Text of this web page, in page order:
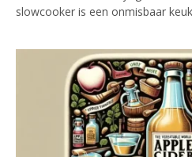
slowcooker is een onmisbaar